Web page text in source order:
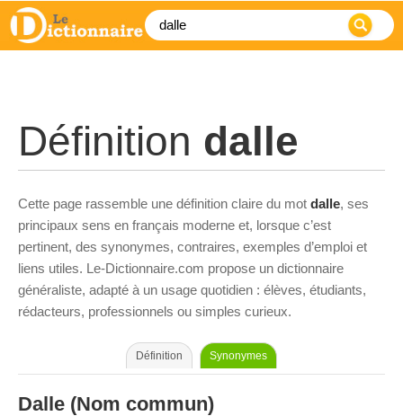
Définition dalle
Cette page rassemble une définition claire du mot dalle, ses
principaux sens en français moderne et, lorsque c’est
pertinent, des synonymes, contraires, exemples d’emploi et
liens utiles. Le-Dictionnaire.com propose un dictionnaire
généraliste, adapté à un usage quotidien : élèves, étudiants,
rédacteurs, professionnels ou simples curieux.
Définition Synonymes
Dalle (Nom commun)